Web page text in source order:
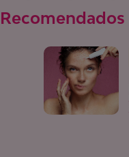
Recomendados